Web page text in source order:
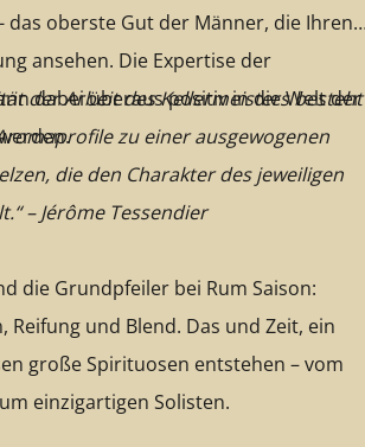
das oberste Gut der Männer, die Ihren
ansehen. Die Expertise der
dabei überaus positiv in die Welt der
der Arbeit des Kellermeisters besteht
zu einer ausgewogenen
die den Charakter des jeweiligen
– Jérôme Tessendier
die Grundpfeiler bei Rum Saison:
und Blend. Das und Zeit, ein
große Spirituosen entstehen – vom
einzigartigen Solisten.